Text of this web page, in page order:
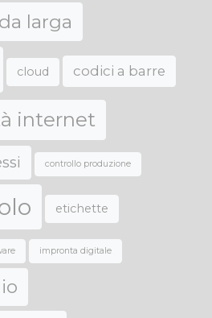
larga
cloud codici a barre
internet
controllo produzione
etichette
impronta digitale